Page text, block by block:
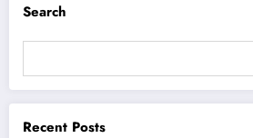
Search
Recent Posts